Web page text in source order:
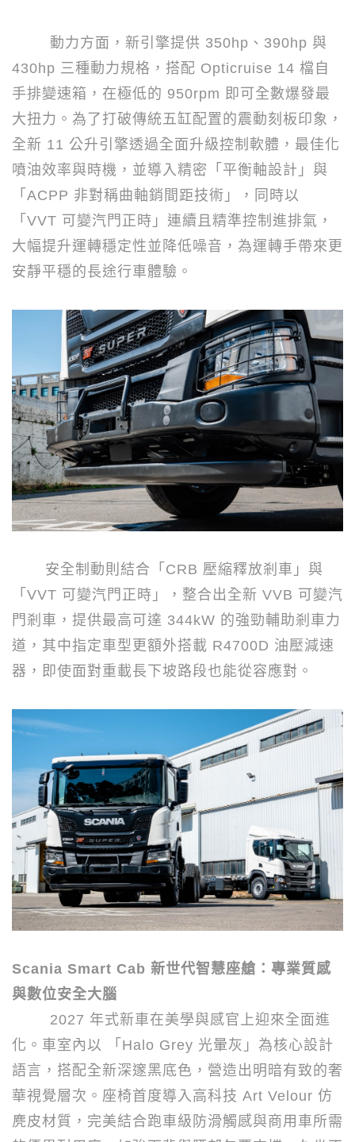
動力方面，新引擎提供 350hp 、 390hp 與
430hp 三種動力規格，搭配 Opticruise 14 檔自
手排變速箱，在極低的 950rpm 即可全數爆發最
大扭力。為了打破傳統五缸配置的震動刻板印象，
全新 11 公升引擎透過全面升級控制軟體，最佳化
噴油效率與時機，並導入精密「平衡軸設計」與
「 ACPP 非對稱曲軸銷間距技術」，同時以
「 VVT 可變汽門正時」連續且精準控制進排氣，
大幅提升運轉穩定性並降低噪音，為運轉手帶來更
安靜平穩的長途行車體驗。
安全制動則結合「 CRB 壓縮釋放剎車」與
「 VVT 可變汽門正時」，整合出全新 VVB 可變汽
門剎車，提供最高可達 344kW 的強勁輔助剎車力
道，其中指定車型更額外搭載 R4700D 油壓減速
器，即使面對重載長下坡路段也能從容應對。
Scania Smart Cab 新世代智慧座艙：專業質感
與數位安全大腦
2027 年式新車在美學與感官上迎來全面進
化。車室內以 「 Halo Grey 光暈灰」為核心設計
語言，搭配全新深邃黑底色，營造出明暗有致的奢
華視覺層次。座椅首度導入高科技 Art Velour 仿
麂皮材質，完美結合跑車級防滑觸感與商用車所需